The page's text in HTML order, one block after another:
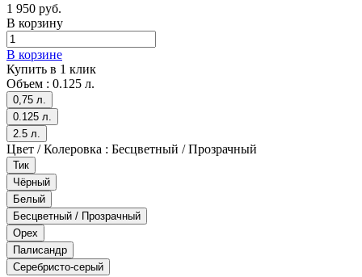
1 950 руб.
В корзину
В корзине
Купить в 1 клик
Объем : 0.125 л.
0,75 л.
0.125 л.
2.5 л.
Цвет / Колеровка : Бесцветный / Прозрачный
Тик
Чёрный
Белый
Бесцветный / Прозрачный
Орех
Палисандр
Серебристо-серый